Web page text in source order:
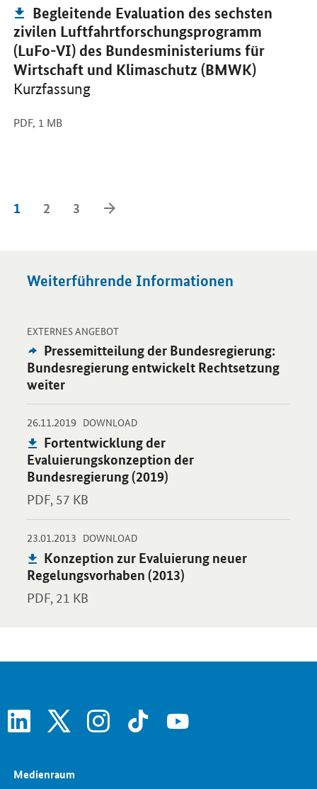
Publikation:
Begleitende Evaluation des sechsten
zivilen Luftfahrtforschungsprogramm
(LuFo-VI) des Bundesministeriums für
Wirtschaft und Klimaschutz (BMWK)
Kurzfassung
PDF, 1 MB
1 2 3
Weiterführende Informationen
EXTERNES ANGEBOT-
Externes
Angebot:
Pressemitteilung der Bundesregierung:
Bundesregierung entwickelt Rechtsetzung
weiter
Öffnet Einzelsicht
26.11.2019 -
DOWNLOAD-
Publikation:
Fortentwicklung der
Evaluierungskonzeption der
Bundesregierung (2019)
PDF, 57 KB
Öffnet PDF "Fortentwicklung der Evaluierungskonzeption der
23.01.2013 -
DOWNLOAD-
Publikation:
Konzeption zur Evaluierung neuer
Regelungsvorhaben (2013)
PDF, 21 KB
Öffnet PDF "Konzeption zur Evaluierung neuer
linkedin instagram tiktok youtube
Medienraum